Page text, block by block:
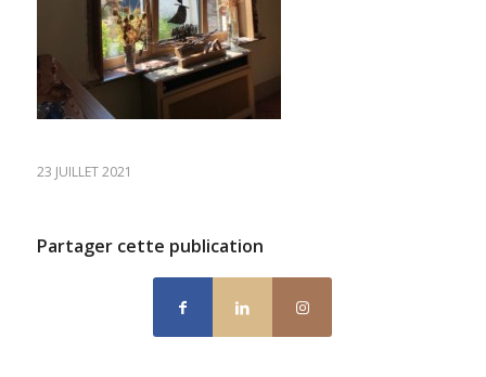
23 JUILLET 2021
Partager cette publication